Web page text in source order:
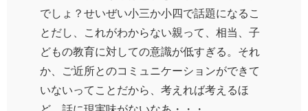
でしょ？せいぜい小三か小四で話題になるこ
とだし、これがわからない親って、相当、子
どもの教育に対しての意識が低すぎる。それ
か、ご近所とのコミュニケーションができて
いないってことだから、考えれば考えるほ
ど、話に現実味がないなあ・・・。